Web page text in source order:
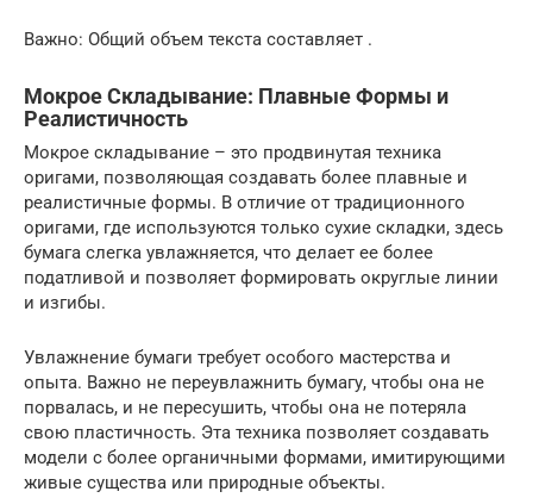
Важно: Общий объем текста составляет .
Мокрое Складывание: Плавные Формы и
Реалистичность
Мокрое складывание – это продвинутая техника
оригами, позволяющая создавать более плавные и
реалистичные формы. В отличие от традиционного
оригами, где используются только сухие складки, здесь
бумага слегка увлажняется, что делает ее более
податливой и позволяет формировать округлые линии
и изгибы.
Увлажнение бумаги требует особого мастерства и
опыта. Важно не переувлажнить бумагу, чтобы она не
порвалась, и не пересушить, чтобы она не потеряла
свою пластичность. Эта техника позволяет создавать
модели с более органичными формами, имитирующими
живые существа или природные объекты.